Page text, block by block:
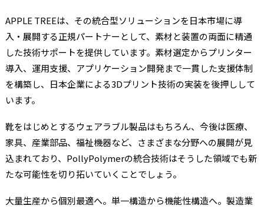
APPLE TREEは、その統合型ソリューションを日本市場に導
入・展開する正規パートナーとして、素材と装置の両面に精通
した技術サポートを提供しています。素材選定からプリンター
導入、運用支援、アプリケーション開発まで一貫した支援体制
を構築し、日本企業による3Dプリント技術の実装を後押しして
います。
靴をはじめとするウェアラブル製品はもちろん、今後は医療、
家具、産業部品、福祉機器など、さまざまな分野への展開が見
込まれており、PollyPolymerの統合技術はそうした領域でも新
たな可能性を切り拓いていくことでしょう。
大量生産から個別最適へ。単一構造から機能性構造へ。製造業